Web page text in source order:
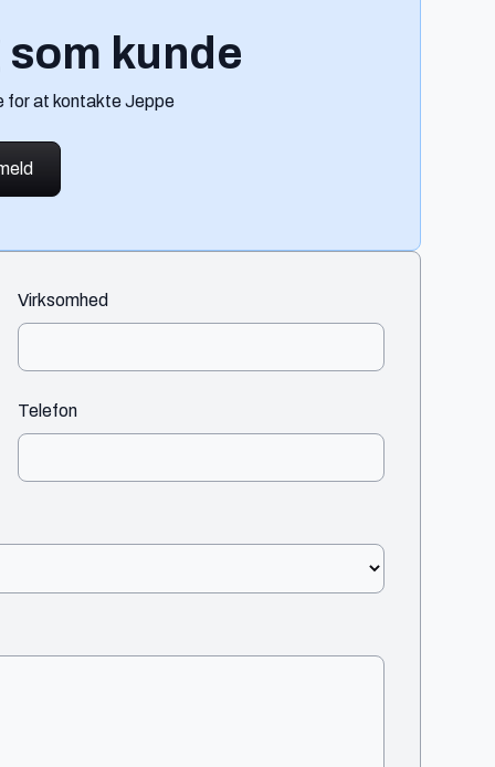
kunde
for at kontakte Jeppe
Virksomhed
Telefon